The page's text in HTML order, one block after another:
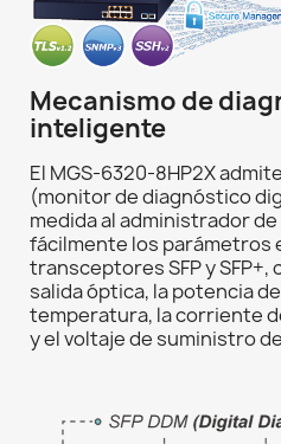
Mecanismo de
inteligente
El MGS-6320-8HP2X
(monitor de diagnóstico
medida al administrador
fácilmente los parámetros
transceptores SFP y SFP+,
salida óptica, la potencia
temperatura, la corriente
y el voltaje de suministro